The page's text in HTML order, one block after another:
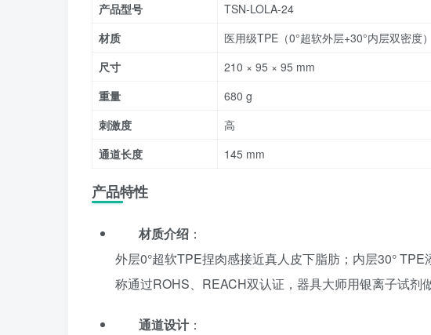
产品型号
TSN-LOLA-24
材质
医用级TPE（0°超软外层+30°内层双密度）
尺寸
210 × 95 × 95 mm
重量
680 g
刺激度
高
通道长度
145 mm
产品特性
材质介绍 ：
外层0°超软TPE捏肉感接近真人皮下脂肪；内层30°
称通过ROHS、REACH双认证，器具大师用银离子试剂
通道设计：